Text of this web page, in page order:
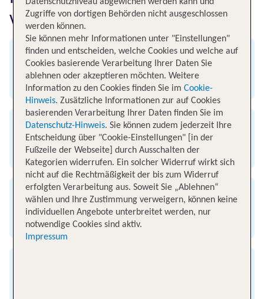
von Zürich nach Mallorca
Abflug
Flughafen Zürich
Ankunft
Flughafen Mallorca
Flugzeit
2 Stunden
Zugriffe von dortigen Behörden nicht ausgeschlossen
werden können.
Sie können mehr Informationen unter "Einstellungen"
finden und entscheiden, welche Cookies und welche auf
Cookies basierende Verarbeitung Ihrer Daten Sie
ablehnen oder akzeptieren möchten. Weitere
Information zu den Cookies finden Sie im Cookie-
Hinweis. Zusätzliche Informationen zur auf Cookies
basierenden Verarbeitung Ihrer Daten finden Sie im
Datenschutz-Hinweis. Sie können zudem jederzeit Ihre
Entscheidung über "Cookie-Einstellungen" [in der
Fußzeile der Webseite] durch Ausschalten der
Kategorien widerrufen. Ein solcher Widerruf wirkt sich
nicht auf die Rechtmäßigkeit der bis zum Widerruf
erfolgten Verarbeitung aus. Soweit Sie „Ablehnen“
wählen und Ihre Zustimmung verweigern, können keine
individuellen Angebote unterbreitet werden, nur
notwendige Cookies sind aktiv.
Impressum